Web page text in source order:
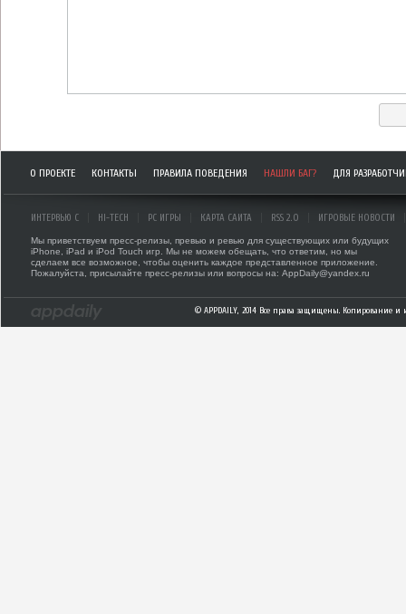
О ПРОЕКТЕ КОНТАКТЫ ПРАВИЛА ПОВЕДЕНИЯ НАШЛИ БАГ? ДЛЯ
ИНТЕРВЬЮ С HI-TECH PC ИГРЫ КАРТА САЙТА RSS 2.0 ИГРОВЫЕ НОВОСТИ
Мы приветствуем пресс-релизы, превью и ревью для существующих или будущих
iPhone, iPad и iPod Touch игр. Мы не можем обещать, что ответим, но мы
сделаем все возможное, чтобы оценить каждое представленное приложение.
Пожалуйста, присылайте пресс-релизы или вопросы на: AppDaily@yandex.ru
© APPDAILY, 2014 Все права защищены. Копирование и